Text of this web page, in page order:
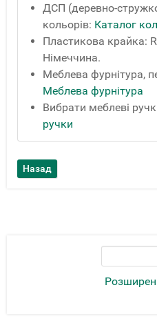
ДСП (деревно-
кольорів: Каталог
Пластикова крайка:
Німеччина.
Меблева фурнітура,
Меблева фурнітура
Вибрати меблеві
ручки